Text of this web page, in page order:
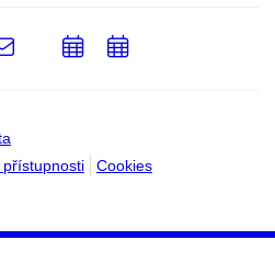
Cookies
e-
Email
PřidatPřidat